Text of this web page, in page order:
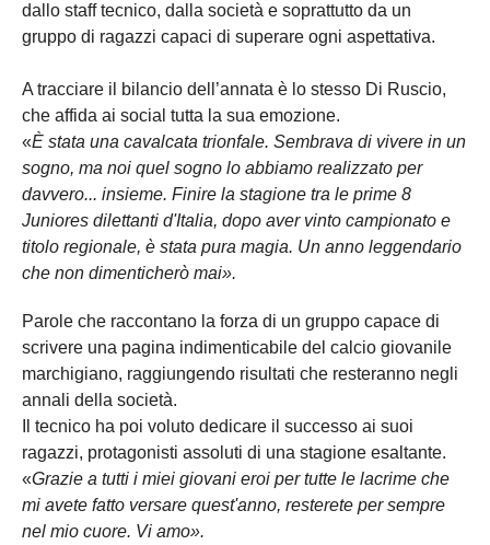
dallo staff tecnico, dalla società e soprattutto da un
gruppo di ragazzi capaci di superare ogni aspettativa.
A tracciare il bilancio dell’annata è lo stesso Di Ruscio,
che affida ai social tutta la sua emozione.
«È stata una cavalcata trionfale. Sembrava di vivere in un
sogno, ma noi quel sogno lo abbiamo realizzato per
davvero... insieme. Finire la stagione tra le prime 8
Juniores dilettanti d'Italia, dopo aver vinto campionato e
titolo regionale, è stata pura magia. Un anno leggendario
che non dimenticherò mai».
Parole che raccontano la forza di un gruppo capace di
scrivere una pagina indimenticabile del calcio giovanile
marchigiano, raggiungendo risultati che resteranno negli
annali della società.
Il tecnico ha poi voluto dedicare il successo ai suoi
ragazzi, protagonisti assoluti di una stagione esaltante.
«Grazie a tutti i miei giovani eroi per tutte le lacrime che
mi avete fatto versare quest'anno, resterete per sempre
nel mio cuore. Vi amo».